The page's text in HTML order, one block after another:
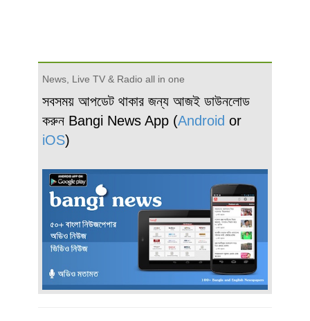
News, Live TV & Radio all in one
সবসময় আপডেট থাকার জন্য আজই ডাউনলোড
করুন Bangi News App (Android or
iOS)